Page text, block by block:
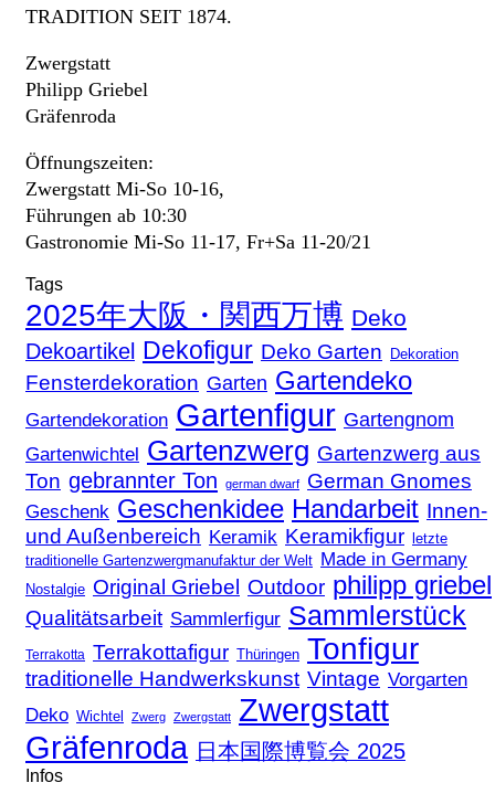
TRADITION SEIT 1874.
Zwergstatt
Philipp Griebel
Gräfenroda
Öffnungszeiten:
Zwergstatt Mi-So 10-16,
Führungen ab 10:30
Gastronomie Mi-So 11-17, Fr+Sa 11-20/21
Tags
2025年大阪・関西万博 Deko
Dekoartikel Dekofigur Deko Garten Dekoration
Fensterdekoration Garten Gartendeko
Gartendekoration Gartenfigur Gartengnom
Gartenwichtel Gartenzwerg Gartenzwerg aus
Ton gebrannter Ton german dwarf German Gnomes
Geschenk Geschenkidee Handarbeit Innen-
und Außenbereich Keramik Keramikfigur letzte
traditionelle Gartenzwergmanufaktur der Welt Made in Germany
Nostalgie Original Griebel Outdoor philipp griebel
Qualitätsarbeit Sammlerfigur Sammlerstück
Terrakotta Terrakottafigur Thüringen Tonfigur
traditionelle Handwerkskunst Vintage Vorgarten
Deko Wichtel Zwerg Zwergstatt
Zwergstatt
Gräfenroda 日本国際博覧会 2025
Infos